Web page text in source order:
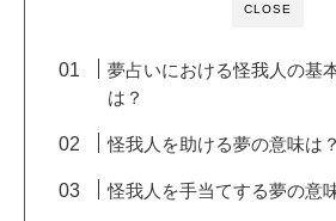
CLOSE
夢占いにおける怪我人の基
は？
怪我人を助ける夢の意味は？
怪我人を手当てする夢の意